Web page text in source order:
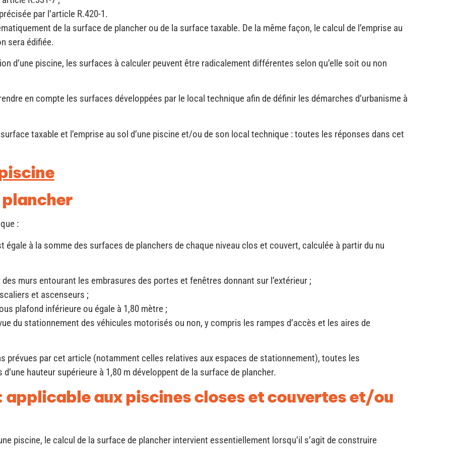
par l’article R.420-1.
de la surface de plancher ou de la surface taxable. De la même façon, le calcul de l’emprise au
sera édifiée.
d’une piscine, les surfaces à calculer peuvent être radicalement différentes selon qu’elle soit ou non
en compte les surfaces développées par le local technique afin de définir les démarches d’urbanisme à
taxable et l’emprise au sol d’une piscine et/ou de son local technique : toutes les réponses dans cet
:
à la somme des surfaces de planchers de chaque niveau clos et couvert, calculée à partir du nu
murs entourant les embrasures des portes et fenêtres donnant sur l’extérieur ;
et ascenseurs ;
plafond inférieure ou égale à 1,80 mètre ;
du stationnement des véhicules motorisés ou non, y compris les rampes d’accès et les aires de
prévues par cet article (notamment celles relatives aux espaces de stationnement), toutes les
hauteur supérieure à 1,80 m développent de la surface de plancher.
applicable aux piscines closes et couvertes et/ou
piscine, le calcul de la surface de plancher intervient essentiellement lorsqu’il s’agit de construire